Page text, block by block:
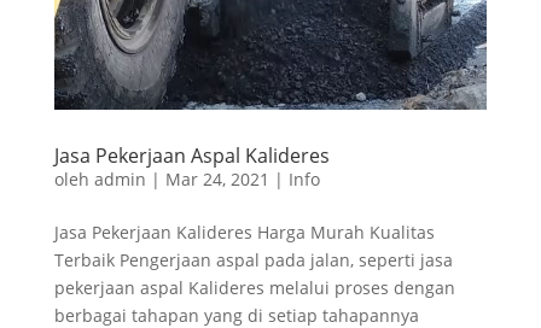
Jasa Pekerjaan Aspal Kalideres
oleh admin | Mar 24, 2021 | Info
Jasa Pekerjaan Kalideres Harga Murah Kualitas
Terbaik Pengerjaan aspal pada jalan, seperti jasa
pekerjaan aspal Kalideres melalui proses dengan
berbagai tahapan yang di setiap tahapannya